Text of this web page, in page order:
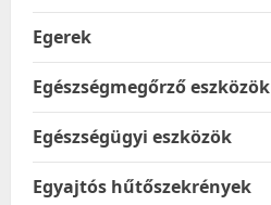
Egerek
Egészségmegőrző eszközök
Egészségügyi eszközök
Egyajtós hűtőszekrények